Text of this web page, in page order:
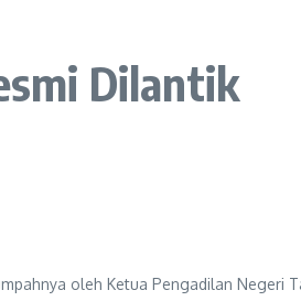
Dilantik
oleh Ketua Pengadilan Negeri